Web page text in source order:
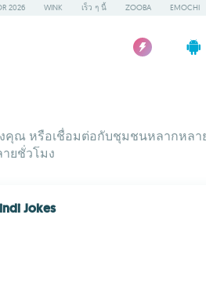
2026 WINK เร็ว ๆ นี้ ZOOBA EMOCHI
ณ หรือเชื่อมต่อกับชุมชนหลากหลาย
ยชั่วโมง
Jokes